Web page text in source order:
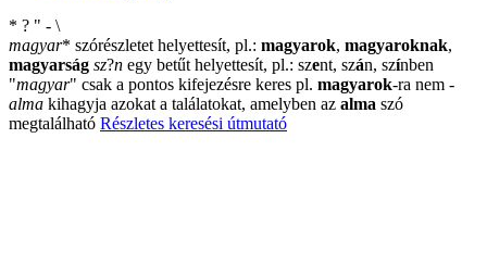
* ? " - \
magyar* szórészletet helyettesít, pl.: magyarok, magyaroknak,
magyarság sz?n egy betűt helyettesít, pl.: szent, szán, színben
"magyar" csak a pontos kifejezésre keres pl. magyarok-ra nem -
alma kihagyja azokat a találatokat, amelyben az alma szó
megtalálható Részletes keresési útmutató